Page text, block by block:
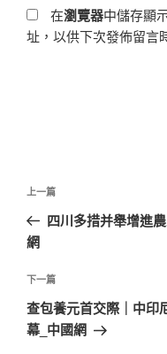
在瀏覽器中儲存顯
址，以供下次發佈留言
文
導
覽
上
一
篇
章
上一篇
四川多措并舉增進
網
下
一
篇
下一篇
查包養元首交際｜中印
幕_中國網